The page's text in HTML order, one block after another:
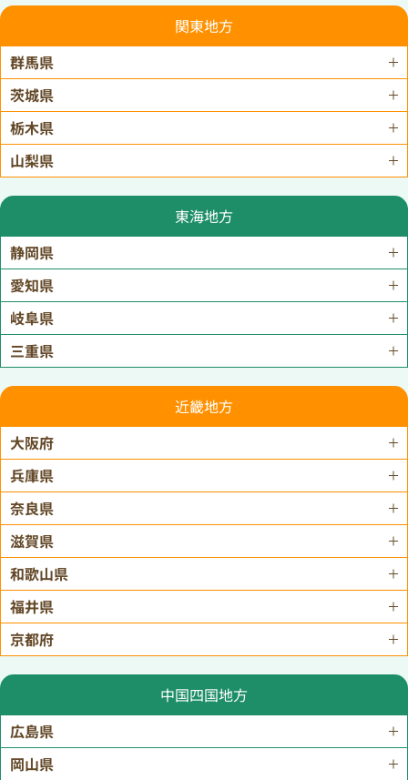
関東地方
群馬県
茨城県
栃木県
山梨県
東海地方
静岡県
愛知県
岐阜県
三重県
近畿地方
大阪府
兵庫県
奈良県
滋賀県
和歌山県
福井県
京都府
中国四国地方
広島県
岡山県